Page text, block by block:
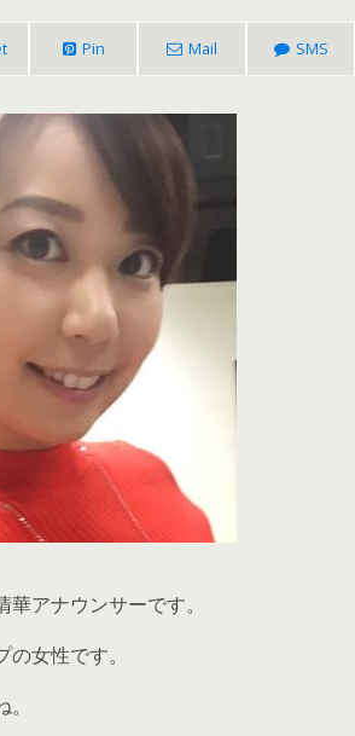
Pin Mail SMS
アナウンサーです。
女性です。